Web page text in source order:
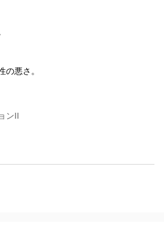
の悪さ。
ンII